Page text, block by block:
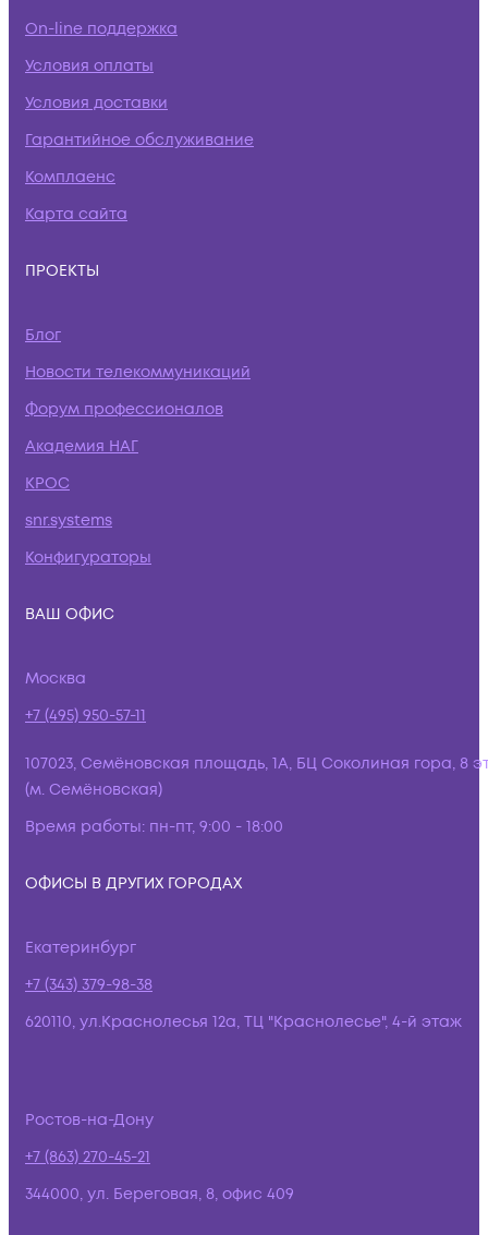
On-line поддержка
Условия оплаты
Условия доставки
Гарантийное обслуживание
Комплаенс
Карта сайта
ПРОЕКТЫ
Блог
Новости телекоммуникаций
Форум профессионалов
Академия НАГ
КРОС
snr.systems
Конфигураторы
ВАШ ОФИС
Москва
+7 (495) 950-57-11
107023, Семёновская площадь, 1А, БЦ Соколиная гора, 8
(м. Семёновская)
Время работы: пн-пт, 9:00 - 18:00
ОФИСЫ В ДРУГИХ ГОРОДАХ
Екатеринбург
+7 (343) 379-98-38
620110, ул.Краснолесья 12а, ТЦ "Краснолесье", 4-й этаж
Ростов-на-Дону
+7 (863) 270-45-21
344000, ул. Береговая, 8, офис 409